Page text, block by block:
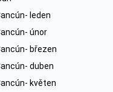
leden
únor
březen
duben
květen